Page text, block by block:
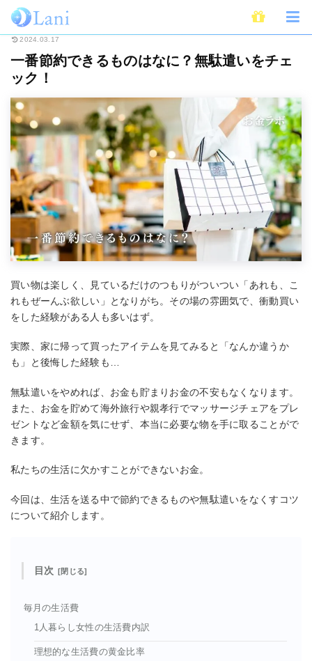
ホーム ライフスタイル 一番節約できるものはなに？無駄遣いをチェック！
2024.03.17
一番節約できるものはなに？無駄遣いをチェ
ック！
買い物は楽しく、見ているだけのつもりがついつい「あれも、こ
れもぜーんぶ欲しい」となりがち。その場の雰囲気で、衝動買い
をした経験がある人も多いはず。
実際、家に帰って買ったアイテムを見てみると「なんか違うか
も」と後悔した経験も…
無駄遣いをやめれば、お金も貯まりお金の不安もなくなります。
また、お金を貯めて海外旅行や親孝行でマッサージチェアをプレ
ゼントなど金額を気にせず、本当に必要な物を手に取ることがで
きます。
私たちの生活に欠かすことができないお金。
今回は、生活を送る中で節約できるものや無駄遣いをなくすコツ
について紹介します。
目次
毎月の生活費
1人暮らし女性の生活費内訳
理想的な生活費の黄金比率